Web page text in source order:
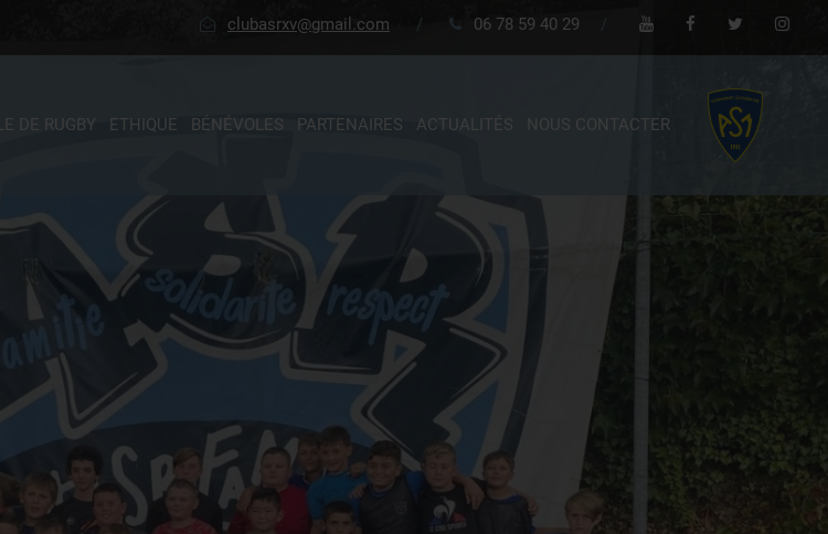
clubasrxv@gmail.com / 06 78 59 40 29 /
DE RUGBY ETHIQUE BÉNÉVOLES PARTENAIRES ACTUALITÉS NOUS CONTACTER